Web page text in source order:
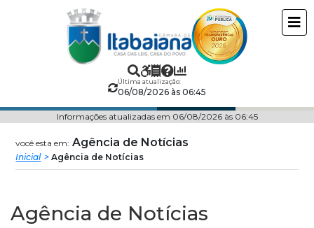
Câmara
Municipal
Itabaiana
Última atualização:
06/08/2026 às 06:45
Informações atualizadas em 06/08/2026 às 06:45
você esta em: Agência de Notícias
Inicial Agência de Notícias
Agência de Notícias